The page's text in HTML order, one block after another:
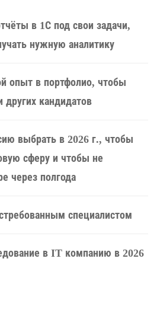
в 1С под свои задачи,
нужную аналитику
опыт в портфолио, чтобы
других кандидатов
выбрать в 2026 г., чтобы
сферу и чтобы не
через полгода
специалистом
в IT компанию в 2026